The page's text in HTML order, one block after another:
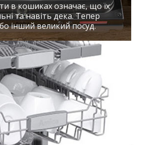
в кошиках означає, що їх
та навіть дека. Тепер
інший великий посуд.